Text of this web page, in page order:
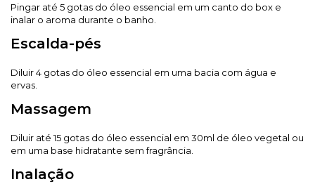
Pingar até 5 gotas do óleo essencial em um canto do box e
inalar o aroma durante o banho.
Escalda-pés
Diluir 4 gotas do óleo essencial em uma bacia com água e
ervas.
Massagem
Diluir até 15 gotas do óleo essencial em 30ml de óleo vegetal ou
em uma base hidratante sem fragrância.
Inalação